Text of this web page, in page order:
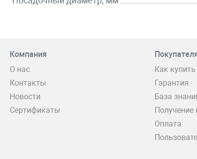
Компания
О нас
Контакты
Новости
Сертификаты
Как купить
Гарантия
База
Получение
Оплата